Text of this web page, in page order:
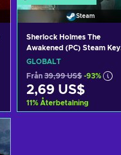
Steam
Sherlock Holmes The
Awakened (PC) Steam Key
GLOBAL
GLOBALT
Från 39,99 US$ -93%
2,69 US$
11% Återbetalning